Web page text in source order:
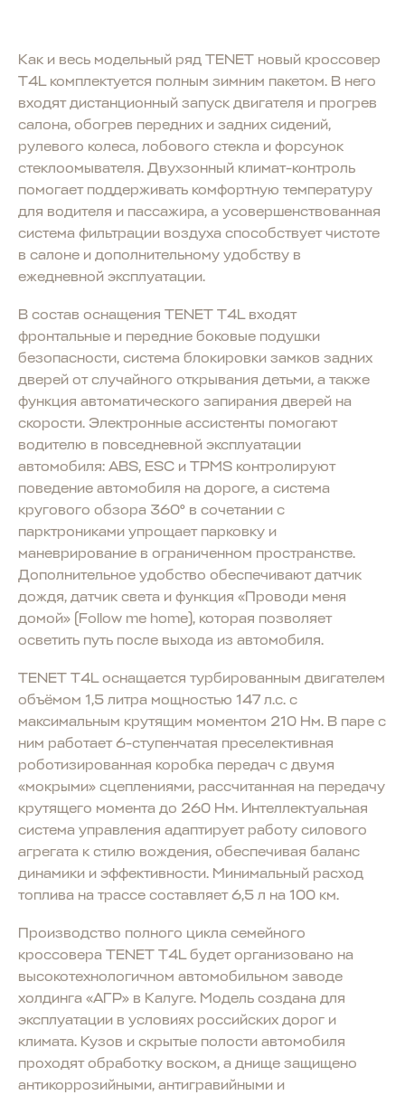
Как и весь модельный ряд TENET новый кроссовер
T4L комплектуется полным зимним пакетом. В него
входят дистанционный запуск двигателя и прогрев
салона, обогрев передних и задних сидений,
рулевого колеса, лобового стекла и форсунок
стеклоомывателя. Двухзонный климат-контроль
помогает поддерживать комфортную температуру
для водителя и пассажира, а усовершенствованная
система фильтрации воздуха способствует чистоте
в салоне и дополнительному удобству в
ежедневной эксплуатации.
В состав оснащения TENET T4L входят
фронтальные и передние боковые подушки
безопасности, система блокировки замков задних
дверей от случайного открывания детьми, а также
функция автоматического запирания дверей на
скорости. Электронные ассистенты помогают
водителю в повседневной эксплуатации
автомобиля: ABS, ESC и TPMS контролируют
поведение автомобиля на дороге, а система
кругового обзора 360° в сочетании с
парктрониками упрощает парковку и
маневрирование в ограниченном пространстве.
Дополнительное удобство обеспечивают датчик
дождя, датчик света и функция «Проводи меня
домой» (Follow me home), которая позволяет
осветить путь после выхода из автомобиля.
TENET T4L оснащается турбированным двигателем
объёмом 1,5 литра мощностью 147 л.с. с
максимальным крутящим моментом 210 Нм. В паре с
ним работает 6-ступенчатая преселективная
роботизированная коробка передач с двумя
«мокрыми» сцеплениями, рассчитанная на передачу
крутящего момента до 260 Нм. Интеллектуальная
система управления адаптирует работу силового
агрегата к стилю вождения, обеспечивая баланс
динамики и эффективности. Минимальный расход
топлива на трассе составляет 6,5 л на 100 км.
Производство полного цикла семейного
кроссовера TENET T4L будет организовано на
высокотехнологичном автомобильном заводе
холдинга «АГР» в Калуге. Модель создана для
эксплуатации в условиях российских дорог и
климата. Кузов и скрытые полости автомобиля
проходят обработку воском, а днище защищено
антикоррозийными, антигравийными и